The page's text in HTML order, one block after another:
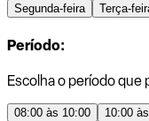
Segunda-feira Terça-
Período:
Escolha o período que
08:00 às 10:00 10:00